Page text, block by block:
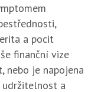
a pocit
finanční vize
nebo je napojena
a